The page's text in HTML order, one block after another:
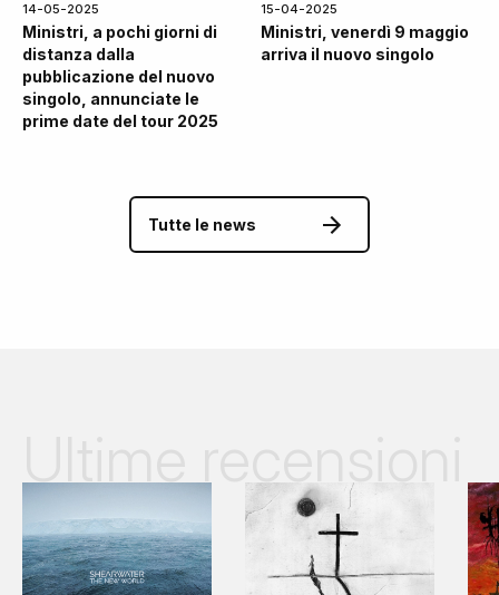
14-05-2025
Ministri, a pochi giorni di
distanza dalla
pubblicazione del nuovo
singolo, annunciate le
prime date del tour 2025
15-04-2025
Ministri, venerdì 9 maggio
arriva il nuovo singolo
Tutte le news